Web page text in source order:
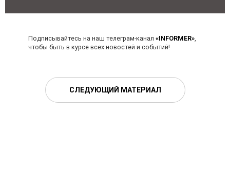
Подписывайтесь на наш телеграм-канал «INFORMER»
чтобы быть в курсе всех новостей и событий!
СЛЕДУЮЩИЙ МАТЕРИАЛ